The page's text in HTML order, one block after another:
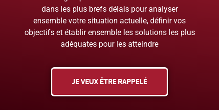
dans les plus brefs délais pour analyser
ensemble votre situation actuelle, définir vos
objectifs et établir ensemble les solutions les plus
adéquates pour les atteindre
JE VEUX ÊTRE RAPPELÉ